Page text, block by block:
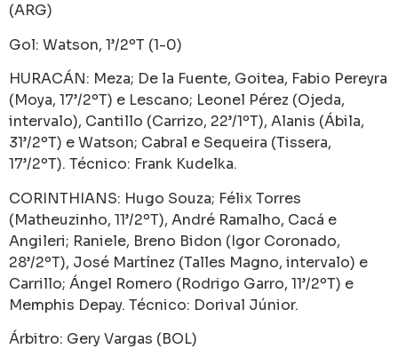
(ARG)
Gol: Watson, 1’/2ºT (1-0)
HURACÁN: Meza; De la Fuente, Goitea, Fabio Pereyra
(Moya, 17’/2ºT) e Lescano; Leonel Pérez (Ojeda,
intervalo), Cantillo (Carrizo, 22’/1ºT), Alanis (Ábila,
31’/2ºT) e Watson; Cabral e Sequeira (Tissera,
17’/2ºT). Técnico: Frank Kudelka.
CORINTHIANS: Hugo Souza; Félix Torres
(Matheuzinho, 11’/2ºT), André Ramalho, Cacá e
Angileri; Raniele, Breno Bidon (Igor Coronado,
28’/2ºT), José Martínez (Talles Magno, intervalo) e
Carrillo; Ángel Romero (Rodrigo Garro, 11’/2ºT) e
Memphis Depay. Técnico: Dorival Júnior.
Árbitro: Gery Vargas (BOL)